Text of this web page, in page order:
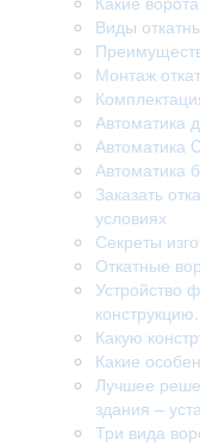
Виды
Монтаж
Автоматика
Автоматика
Автоматика
Заказать
условиях
Секреты
Откатные
Устройство
конструкцию.
Какую
Какие
Лучшее
здания –
Три вида